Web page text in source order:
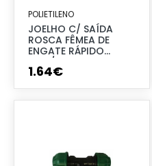
POLIETILENO
JOELHO C/ SAÍDA
ROSCA FÊMEA DE
ENGATE RÁPIDO
20X1/2"
1.64€